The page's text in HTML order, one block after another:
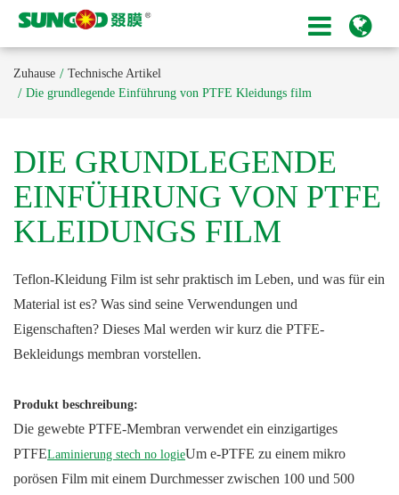
Zuhause
Technische Artikel
Die grundlegende Einführung von PTFE Kleidungs film
DIE GRUNDLEGENDE
EINFÜHRUNG VON PTFE
KLEIDUNGS FILM
Teflon-Kleidung Film ist sehr praktisch im Leben, und was für ein
Material ist es? Was sind seine Verwendungen und
Eigenschaften? Dieses Mal werden wir kurz die PTFE-
Bekleidungs membran vorstellen.
Produkt beschreibung:
Die gewebte PTFE-Membran verwendet ein einzigartiges
PTFELaminierung stech no logieUm e-PTFE zu einem mikro
porösen Film mit einem Durchmesser zwischen 100 und 500